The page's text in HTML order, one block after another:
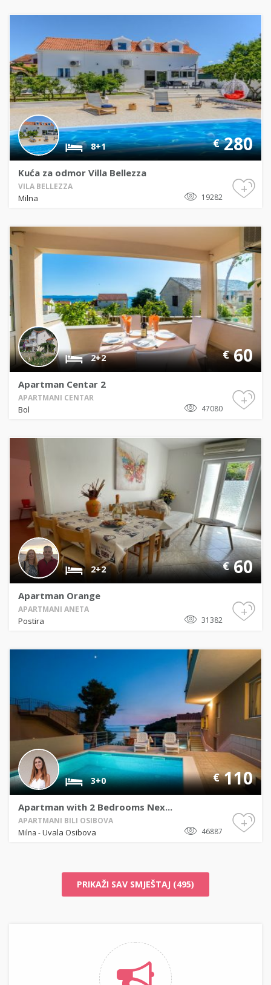
8+1 €280
Kuća za odmor Villa Bellezza
VILA BELLEZZA
19282
Milna
+
2+2 €60
Apartman Centar 2
APARTMANI CENTAR
47080
Bol
+
2+2 €60
Apartman Orange
APARTMANI ANETA
31382
Postira
+
3+0 €110
Apartman with 2 Bedrooms Nex...
APARTMANI BILI OSIBOVA
46887
Milna -Uvala Osibova
+
PRIKAŽI SAV SMJEŠTAJ (495)